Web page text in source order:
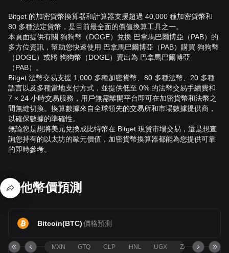
Bitget 的加密貨幣換算器和計算器支援超過 40,000 種加密貨幣和
80 多種法定貨幣，是目前最全面的價值換算工具之一。
本頁面提供有關 狗狗幣（DOGE）兌換 巴拿馬巴爾博亞（PAB）的
多方位資訊，幫助您快速使用 巴拿馬巴爾博亞（PAB）購買 狗狗幣
（DOGE）或將 狗狗幣（DOGE）賣出為 巴拿馬巴爾博亞
（PAB）。
Bitget 法幣交易支援 1,000 多種加密貨幣、80 多種法幣、20 多種
語言以及多種當地支付方式，並提供低至 0% 的法幣交易手續費和
7 × 24 小時交易服務，用戶無需離開平台即可在加密貨幣和法幣之
間無縫切換。換算數據來自全球領先的交易所和市場數據提供商，
以確保數據的準確性。
無論您是想將美元兌換成比特幣在 Bitget 現貨市場交易，還是想查
詢您持有的以太坊的歐元價值，加密貨幣換算器都能為您提供可靠
的即時參考。
其他幣價預測
Bitcoin(BTC)價格預測
MXN GTQ CLP HNL UGX ZAR TND